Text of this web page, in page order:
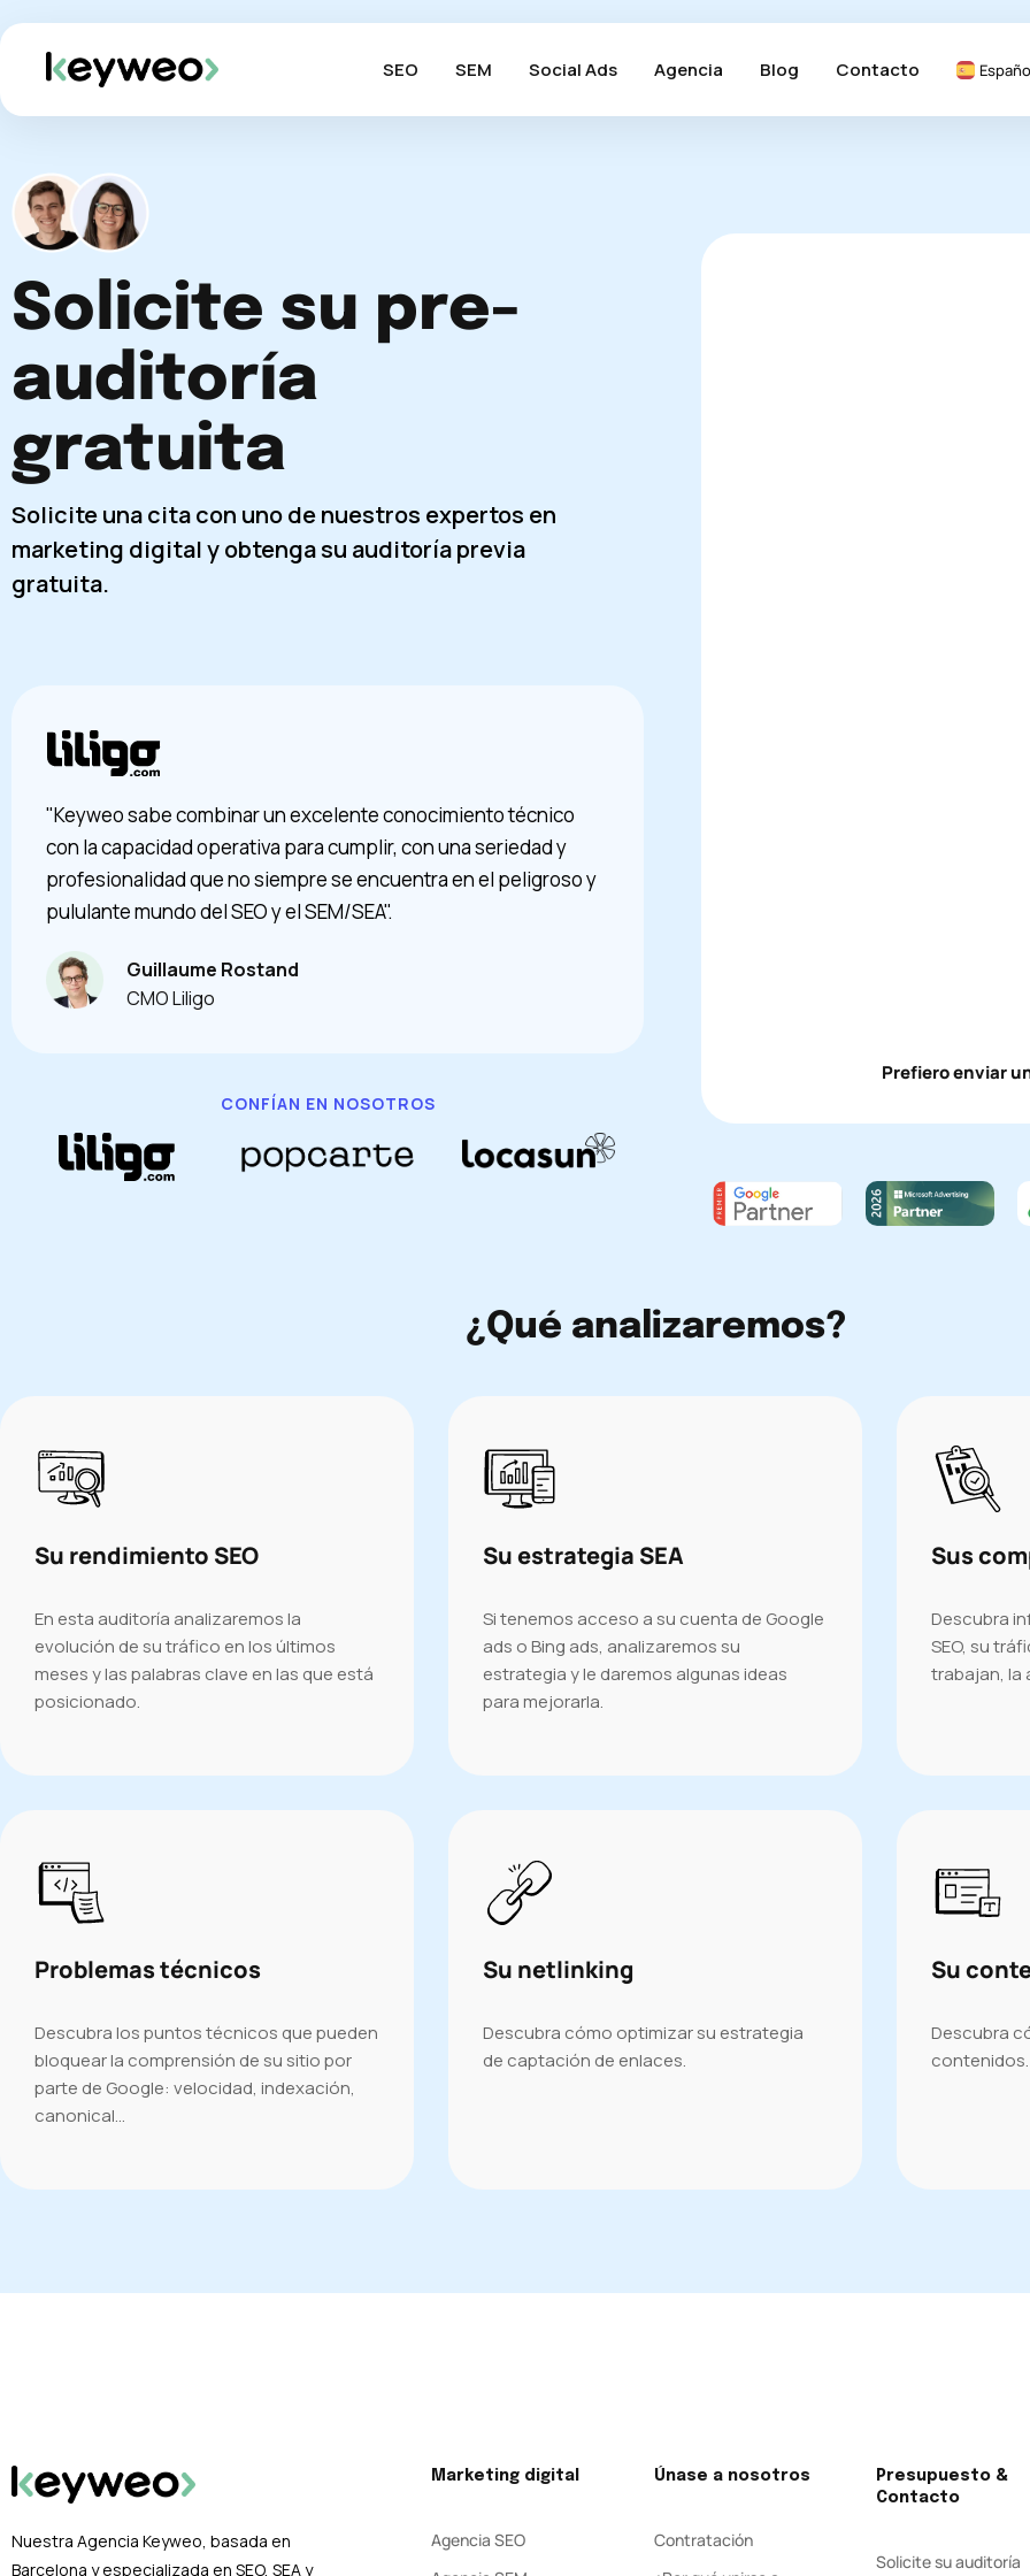
SEO SEM Social Ads Agencia Blog Contacto
Solicite su pre-
auditoría
gratuita
Solicite una cita con uno de nuestros expertos en
marketing digital y obtenga su auditoría previa
gratuita.
"Keyweo sabe combinar un excelente conocimiento técnico
con la capacidad operativa para cumplir, con una seriedad y
profesionalidad que no siempre se encuentra en el peligroso y
pululante mundo del SEO y el SEM/SEA".
Guillaume Rostand
CMO Liligo
CONFÍAN EN NOSOTROS
Prefiero enviar
¿Qué analizaremos?
Su rendimiento SEO
En esta auditoría analizaremos la
evolución de su tráfico en los últimos
meses y las palabras clave en las que está
posicionado.
Su estrategia SEA
Si tenemos acceso a su cuenta de Google
ads o Bing ads, analizaremos su
estrategia y le daremos algunas ideas
para mejorarla.
Sus
Descubra
SEO, su
trabajan, la
Problemas técnicos
Descubra los puntos técnicos que pueden
bloquear la comprensión de su sitio por
parte de Google: velocidad, indexación,
canonical…
Su netlinking
Descubra cómo optimizar su estrategia
de captación de enlaces.
Su
Descubra
contenidos.
Nuestra Agencia Keyweo, basada en
Barcelona y especializada en SEO, SEA y
Marketing digital
Agencia SEO
Únase a nosotros
Contratación
Presupuesto &
Contacto
Solicite su auditoría